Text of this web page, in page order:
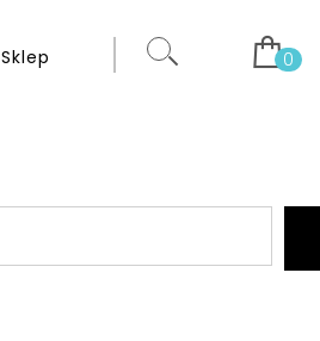
Sklep 0